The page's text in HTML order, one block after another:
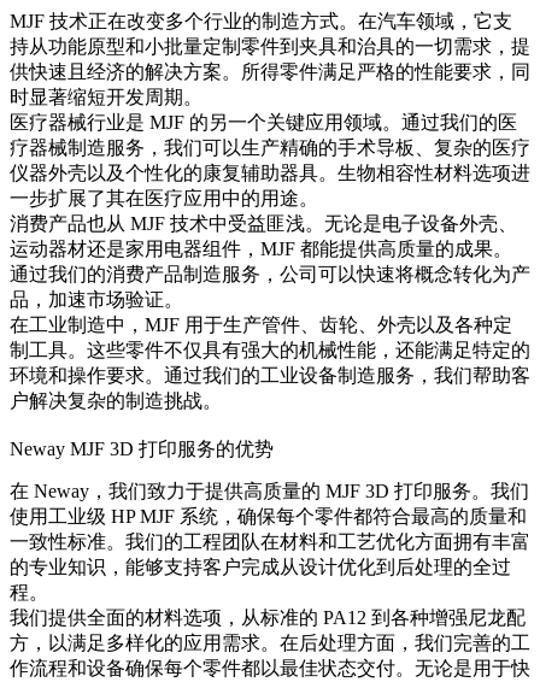
MJF 技术正在改变多个行业的制造方式。在汽车领域，它支
持从功能原型和小批量定制零件到夹具和治具的一切需求，提
供快速且经济的解决方案。所得零件满足严格的性能要求，同
时显著缩短开发周期。
医疗器械行业是 MJF 的另一个关键应用领域。通过我们的医
疗器械制造服务，我们可以生产精确的手术导板、复杂的医疗
仪器外壳以及个性化的康复辅助器具。生物相容性材料选项进
一步扩展了其在医疗应用中的用途。
消费产品也从 MJF 技术中受益匪浅。无论是电子设备外壳、
运动器材还是家用电器组件，MJF 都能提供高质量的成果。
通过我们的消费产品制造服务，公司可以快速将概念转化为产
品，加速市场验证。
在工业制造中，MJF 用于生产管件、齿轮、外壳以及各种定
制工具。这些零件不仅具有强大的机械性能，还能满足特定的
环境和操作要求。通过我们的工业设备制造服务，我们帮助客
户解决复杂的制造挑战。
Neway MJF 3D 打印服务的优势
在 Neway，我们致力于提供高质量的 MJF 3D 打印服务。我们
使用工业级 HP MJF 系统，确保每个零件都符合最高的质量和
一致性标准。我们的工程团队在材料和工艺优化方面拥有丰富
的专业知识，能够支持客户完成从设计优化到后处理的全过
程。
我们提供全面的材料选项，从标准的 PA12 到各种增强尼龙配
方，以满足多样化的应用需求。在后处理方面，我们完善的工
作流程和设备确保每个零件都以最佳状态交付。无论是用于快